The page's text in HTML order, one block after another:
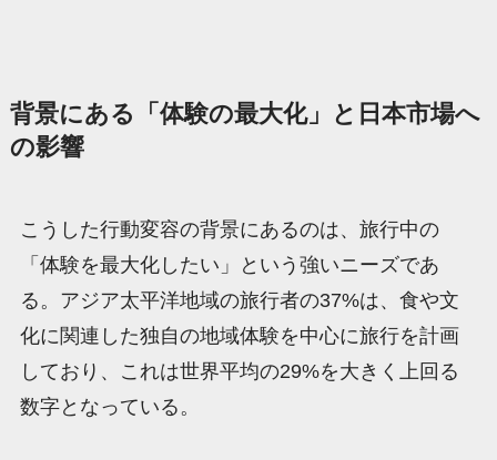
背景にある「体験の最大化」と日本市場へ
の影響
こうした行動変容の背景にあるのは、旅行中の
「体験を最大化したい」という強いニーズであ
る。アジア太平洋地域の旅行者の37%は、食や文
化に関連した独自の地域体験を中心に旅行を計画
しており、これは世界平均の29%を大きく上回る
数字となっている。